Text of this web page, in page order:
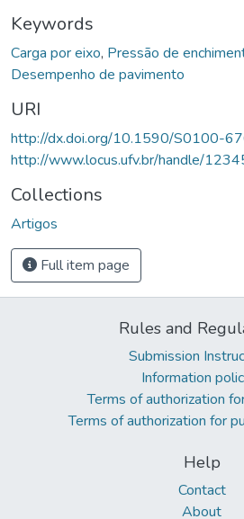
Keywords
Carga por eixo, Pressão de
Desempenho de pavimento
URI
http://dx.doi.org/10.1590/S0100-
http://www.locus.ufv.br/handle/
Collections
Artigos
Full item page
Rules and
Submission
Information
Terms of authorization
Terms of authorization for
Help
Contact
About